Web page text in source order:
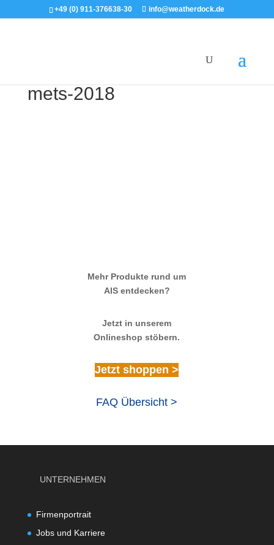
+49 (0) 911-376638-30 info@weatherdock.de
mets-2018
Mehr Produkte rund um
AIS entdecken?
Jetzt in unserem
Onlineshop stöbern.
Jetzt shoppen >
FAQ Übersicht >
UNTERNEHMEN
Firmenportrait
Jobs und Karriere